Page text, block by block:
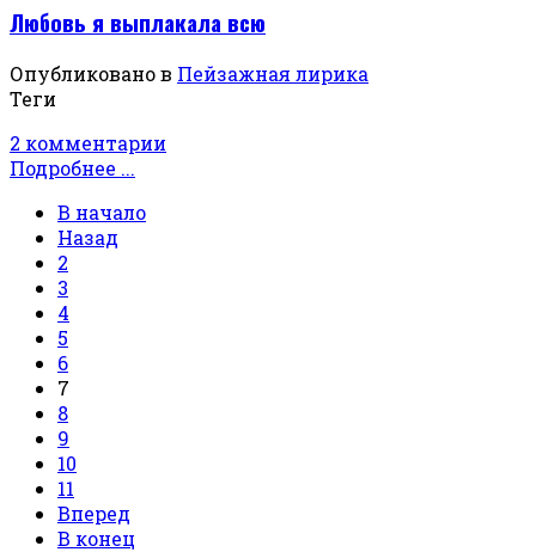
Любовь я выплакала всю
Опубликовано в Пейзажная лирика
Теги
2 комментарии
Подробнее ...
В начало
Назад
2
3
4
5
6
7
8
9
10
11
Вперед
В конец